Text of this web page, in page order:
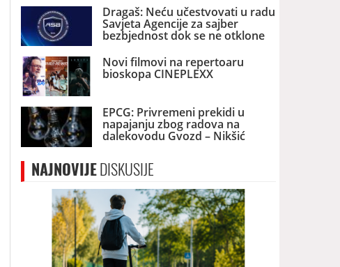
eura
Dragaš: Neću učestvovati u radu
Savjeta Agencije za sajber
bezbjednost dok se ne otklone
nezakonitosti
Novi filmovi na repertoaru
bioskopa CINEPLEXX
EPCG: Privremeni prekidi u
napajanju zbog radova na
dalekovodu Gvozd – Nikšić
NAJNOVIJEDISKUSIJE